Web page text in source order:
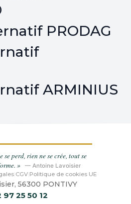
PRODAG
ARMINIUS
se perd, rien ne se crée, tout se
»
— Antoine Lavoisier
| CGV| Politique de cookies UE
56300 PONTIVY
97 25 50 12